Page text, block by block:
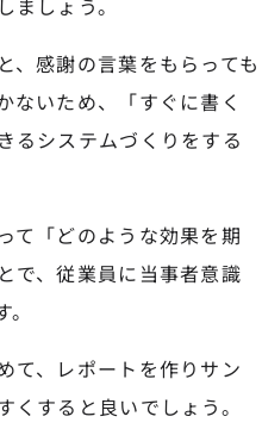
しょう。
、感謝の言葉をもらっても
ないため、「すぐに書く
るシステムづくりをする
て「どのような効果を期
で、従業員に当事者意識
て、レポートを作りサン
すると良いでしょう。